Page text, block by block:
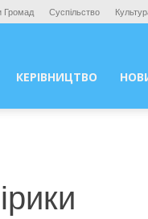
Громад Суспільство
КЕРІВНИЦТВО